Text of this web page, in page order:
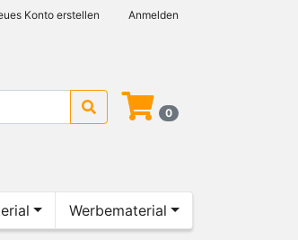
Konto erstellen Anmelden
0
Werbematerial